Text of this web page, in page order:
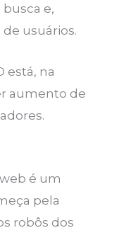
e,
usuários.
está, na
aumento de
é um
pela
robôs dos